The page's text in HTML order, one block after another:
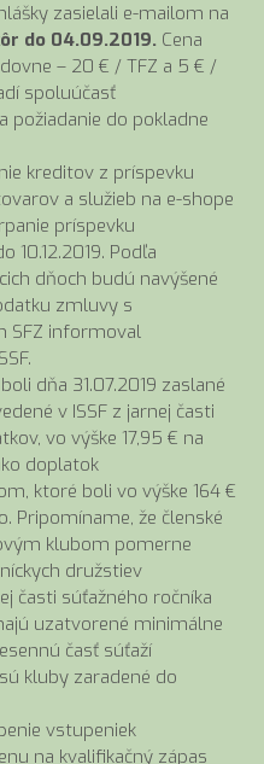
zasielali e-mailom na
do 04.09.2019. Cena
– 20 € / TFZ a 5 € /
spoluúčasť
požiadanie do pokladne
kreditov z príspevku
a služieb na e-shope
príspevku
10.12.2019. Podľa
dňoch budú navýšené
zmluvy s
SFZ informoval
dňa 31.07.2019 zaslané
v ISSF z jarnej časti
vo výške 17,95 € na
doplatok
ktoré boli vo výške 164 €
Pripomíname, že členské
klubom pomerne
družstiev
časti súťažného ročníka
uzatvorené minimálne
časť súťaží
kluby zaradené do
vstupeniek
na kvalifikačný zápas